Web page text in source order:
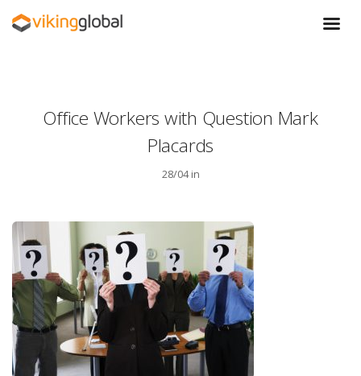
Office Workers with Question Mark
Placards
28/04 in